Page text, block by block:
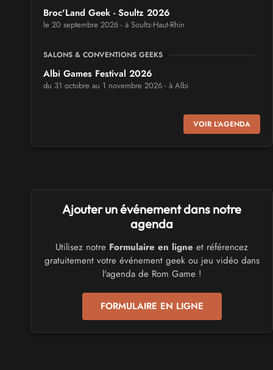
Broc'Land Geek - Soultz 2026
le 20 septembre 2026 - à Soultz-Haut-Rhin
SALONS & CONVENTIONS GEEKS
Albi Games Festival 2026
du 31 octobre au 1 novembre 2026 - à Albi
Virtual Calais - salon du jeu vidéo et des loisirs
numériques 2026
SALONS & CONVENTIONS GEEKS
Trolls et Légendes 2027
du 26 au 28 mars 2027 - à Mons
CULTURE JAPONAISE ET OTAKU
Mang'Azur 2027
les 24 et 25 avril 2027 - à Toulon
SALONS & CONVENTIONS GEEKS
Play Azur Festival 2027
VOIR L'AGENDA
Ajouter un événement dans notre
agenda
Utilisez notre Formulaire en ligne et référencez
gratuitement votre événement geek ou jeu vidéo dans
l'agenda de Rom Game !
FORMULAIRE EN LIGNE